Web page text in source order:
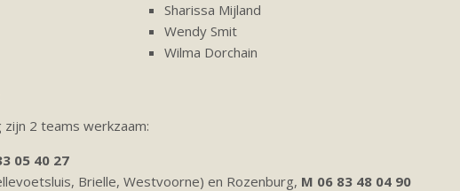
Sharissa Mijland
Wendy Smit
Wilma Dorchain
2 teams werkzaam:
05 40 27
Brielle, Westvoorne) en Rozenburg, M 06 83 48 04 90